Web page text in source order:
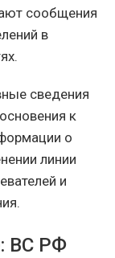
сообщения
в
сведения
к
о
линии
и
ВС РФ